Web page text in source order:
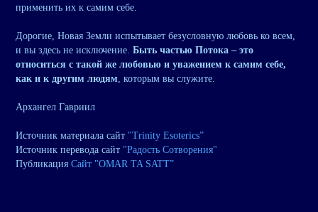
применить их к самим себе.
Дорогие, Новая Земли испытывает безусловную любовь ко всем,
и вы здесь не исключение. Быть частью Потока – это
относиться с такой же любовью и уважением к самим себе,
как и к другим людям, которым вы служите.
Архангел Гавриил
Источник материала сайт "Trinity Esoterics”
Источник перевода сайт "Радость Сотворения"
Публикация Сайт "OMAR TA SATT”